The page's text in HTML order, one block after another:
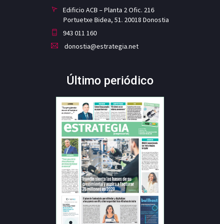
Edificio ACB – Planta 2 Ofic. 216
Portuetxe Bidea, 51. 20018 Donostia
943 011 160
donostia@estrategia.net
Último periódico